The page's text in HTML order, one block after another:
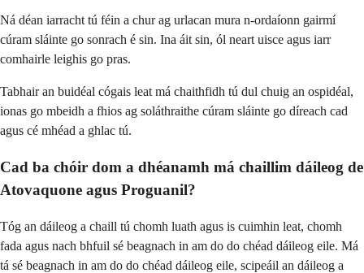
Ná déan iarracht tú féin a chur ag urlacan mura n-ordaíonn gairmí
cúram sláinte go sonrach é sin. Ina áit sin, ól neart uisce agus iarr
comhairle leighis go pras.
Tabhair an buidéal cógais leat má chaithfidh tú dul chuig an ospidéal,
ionas go mbeidh a fhios ag soláthraithe cúram sláinte go díreach cad
agus cé mhéad a ghlac tú.
Cad ba chóir dom a dhéanamh má chaillim dáileog de
Atovaquone agus Proguanil?
Tóg an dáileog a chaill tú chomh luath agus is cuimhin leat, chomh
fada agus nach bhfuil sé beagnach in am do do chéad dáileog eile. Má
tá sé beagnach in am do do chéad dáileog eile, scipeáil an dáileog a